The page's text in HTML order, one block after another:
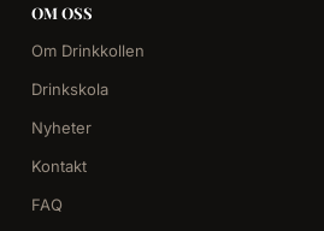
OM OSS
Om Drinkkollen
Drinkskola
Nyheter
Kontakt
FAQ